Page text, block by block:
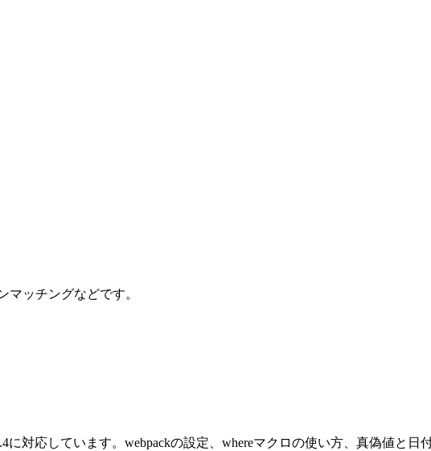
ッチングなどです。
対応しています。webpackの設定、whereマクロの使い方、真偽値と日